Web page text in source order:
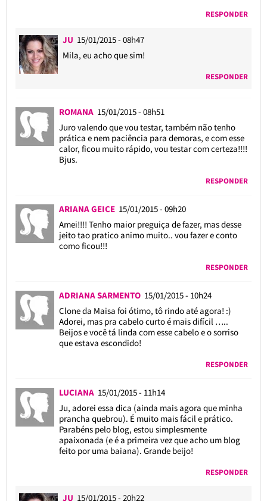
RESPONDER
JU 15/01/2015 - 08h47
Mila, eu acho que sim!
RESPONDER
ROMANA 15/01/2015 - 08h51
Juro valendo que vou testar, também não tenho
prática e nem paciência para demoras, e com esse
calor, ficou muito rápido, vou testar com certeza!!!!
Bjus.
RESPONDER
ARIANA GEICE 15/01/2015 - 09h20
Amei!!!! Tenho maior preguiça de fazer, mas desse
jeito tao pratico animo muito.. vou fazer e conto
como ficou!!!
RESPONDER
ADRIANA SARMENTO 15/01/2015 - 10h24
Clone da Maisa foi ótimo, tô rindo até agora! :)
Adorei, mas pra cabelo curto é mais difícil …..
Beijos e você tá linda com esse cabelo e o sorriso
que estava escondido!
RESPONDER
LUCIANA 15/01/2015 - 11h14
Ju, adorei essa dica (ainda mais agora que minha
prancha quebrou). É muito mais fácil e prático.
Parabéns pelo blog, estou simplesmente
apaixonada (e é a primeira vez que acho um blog
feito por uma baiana). Grande beijo!
RESPONDER
JU 15/01/2015 - 20h22